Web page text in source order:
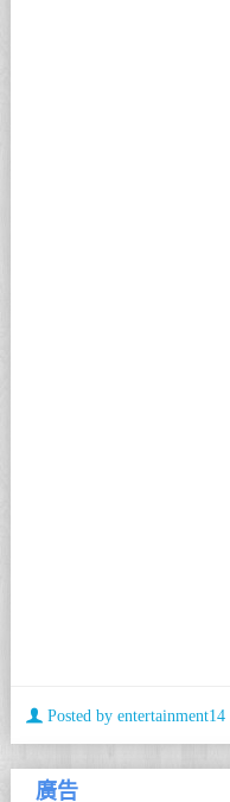
Posted by entertainment14
廣告